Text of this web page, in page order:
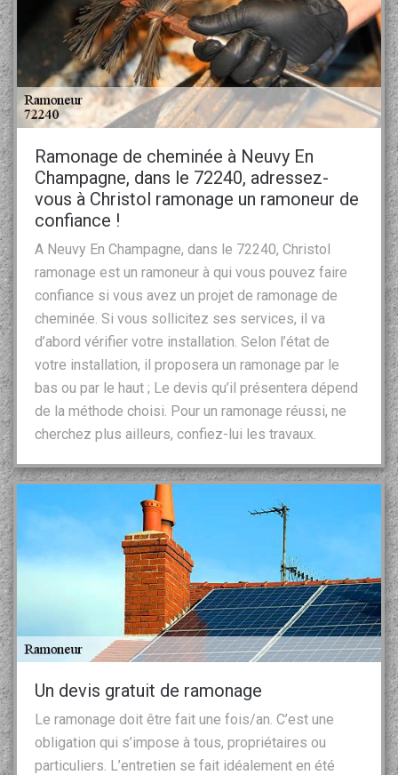
Ramonage de cheminée à Neuvy En
Champagne, dans le 72240, adressez-
vous à Christol ramonage un ramoneur de
confiance !
A Neuvy En Champagne, dans le 72240, Christol
ramonage est un ramoneur à qui vous pouvez faire
confiance si vous avez un projet de ramonage de
cheminée. Si vous sollicitez ses services, il va
d’abord vérifier votre installation. Selon l’état de
votre installation, il proposera un ramonage par le
bas ou par le haut ; Le devis qu’il présentera dépend
de la méthode choisi. Pour un ramonage réussi, ne
cherchez plus ailleurs, confiez-lui les travaux.
Un devis gratuit de ramonage
Le ramonage doit être fait une fois/an. C’est une
obligation qui s’impose à tous, propriétaires ou
particuliers. L’entretien se fait idéalement en été